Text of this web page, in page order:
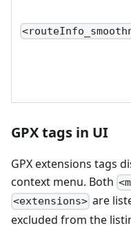
GPX tags in UI
GPX extensions tags
context menu. Both
<extensions> are
excluded from the